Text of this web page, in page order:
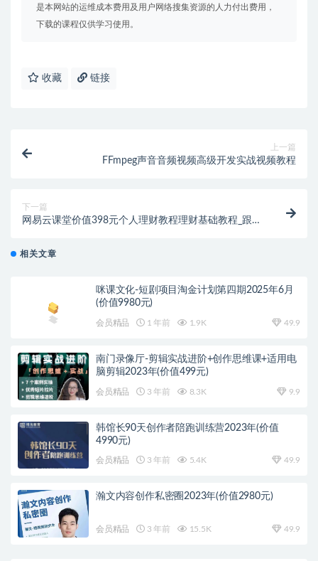
是本网站的运维成本费用及用户网络搜集资源的人力付出费用，
下载的课程仅供学习使用。
收藏 链接
上一篇
FFmpeg声音音频视频高级开发实战视频教程
下一篇
网易云课堂价值398元个人理财教程理财基础教程_跟简
相关文章
咪课文化-短剧项目淘金计划第四期2025年6月
(价值9980元)
会员精品 1 年前 1.9K 49.9
南门录像厅-剪辑实战进阶+创作思维课+适用电
脑剪辑2023年(价值499元)
会员精品 3 年前 8.3K 9.9
韩馆长90天创作者陪跑训练营2023年(价值
4990元)
会员精品 3 年前 5.4K 49.9
瀚文内容创作私密圈2023年(价值2980元)
会员精品 3 年前 15.5K 49.9